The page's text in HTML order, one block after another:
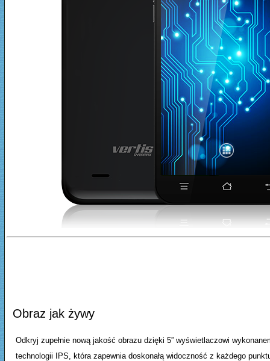
Obraz jak żywy
Odkryj zupełnie nową jakość obrazu dzięki 5” wyświetlaczowi
technologii IPS, która zapewnia doskonałą widoczność z każdego